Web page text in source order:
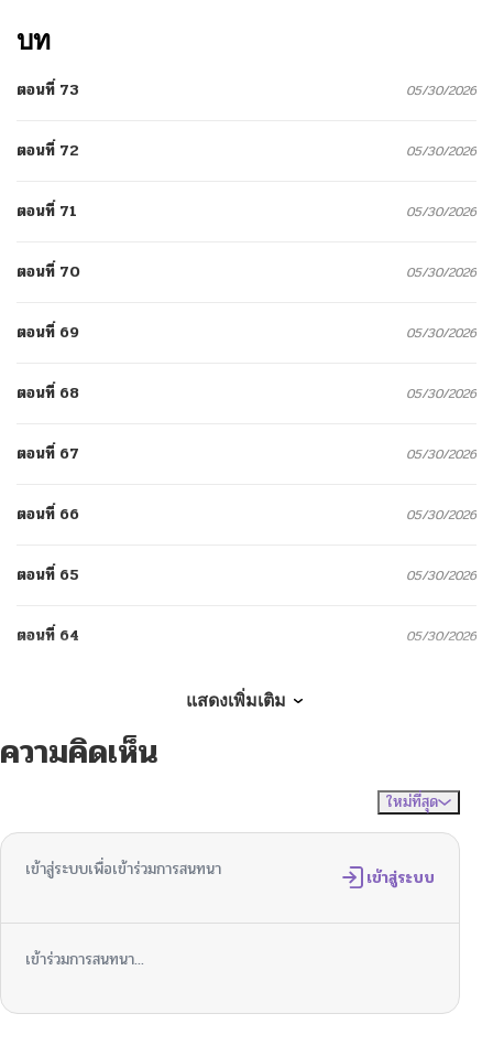
บท
ตอนที่ 73 05/30/2026
ตอนที่ 72 05/30/2026
ตอนที่ 71 05/30/2026
ตอนที่ 70 05/30/2026
ตอนที่ 69 05/30/2026
ตอนที่ 68 05/30/2026
ตอนที่ 67 05/30/2026
ตอนที่ 66 05/30/2026
ตอนที่ 65 05/30/2026
ตอนที่ 64 05/30/2026
ตอนที่ 62
05/30/2026
ตอนที่ 60 05/30/2026
05/30/2026
แสดงเพิ่มเติม
ความคิดเห็น
ใหม่ที่สุด
เข้าสู่ระบบเพื่อเข้าร่วมการสนทนา เข้าสู่ระบบ
เข้าร่วมการสนทนา...